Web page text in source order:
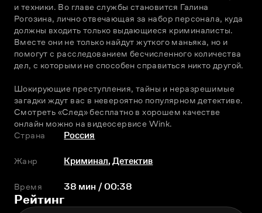
и техники. Во главе службы становится Галина
Рогозина, лично отвечающая за набор персонала, куда
должны входить только выдающиеся криминалисты.
Вместе они не только найдут жуткого маньяка, но и
помогут с расследованием бесчисленного количества
дел, с которыми не способен справиться никто другой.
Шокирующие преступления, тайны и неразрешимые
загадки ждут вас в невероятно популярном детективе.
Смотреть «След» бесплатно в хорошем качестве
онлайн можно на видеосервисе Wink.
Страна
Россия
Жанр Криминал,Детектив
Время 38 мин / 00:38
Рейтинг